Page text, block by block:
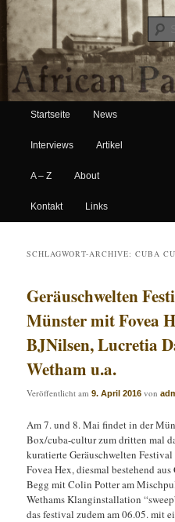
African Paper
Hauptmenü
Zum Inhalt wechseln
Zum sekundären Inhalt
Startseite News
Interviews Artikel
A – Z About
Kontakt Links
SCHLAGWORT-ARCHIVE:CUBA
Geräuschwelten
Münster mit Fovea
BJNilsen, Lucretia
Wetham u.a.
Veröffentlicht am9. April 2016 von
Am 7. und 8. Mai findet in der
Box/cuba-cultur zum dritten mal
kuratierte Geräuschwelten
Fovea Hex, diesmal bestehend
Begg mit Colin Potter am
Wethams Klanginstallation
das festival zudem am 06.05. mit